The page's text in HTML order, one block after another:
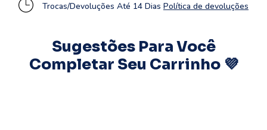
Trocas/Devoluções Até 14 Dias Política de devoluções
Sugestões Para Você
Completar Seu Carrinho 💜